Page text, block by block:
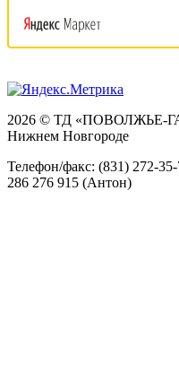
2026 © ТД «ПОВОЛЖЬЕ-
Нижнем Новгороде
Телефон/факс: (831) 272-
286 276 915 (Антон)